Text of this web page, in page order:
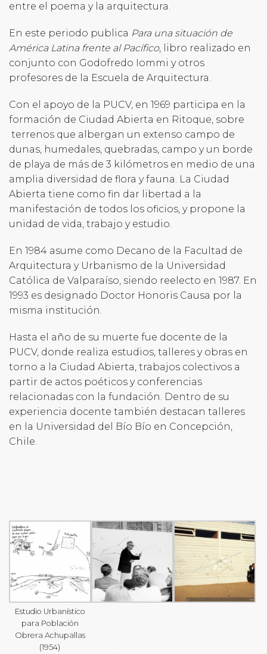
entre el poema y la arquitectura.
En este periodo publica Para una situación de
América Latina frente al Pacífico, libro realizado en
conjunto con Godofredo Iommi y otros
profesores de la Escuela de Arquitectura.
Con el apoyo de la PUCV, en 1969 participa en la
formación de Ciudad Abierta en Ritoque, sobre
terrenos que albergan un extenso campo de
dunas, humedales, quebradas, campo y un borde
de playa de más de 3 kilómetros en medio de una
amplia diversidad de flora y fauna. La Ciudad
Abierta tiene como fin dar libertad a la
manifestación de todos los oficios, y propone la
unidad de vida, trabajo y estudio.
En 1984 asume como Decano de la Facultad de
Arquitectura y Urbanismo de la Universidad
Católica de Valparaíso, siendo reelecto en 1987. En
1993 es designado Doctor Honoris Causa por la
misma institución.
Hasta el año de su muerte fue docente de la
PUCV, donde realiza estudios, talleres y obras en
torno a la Ciudad Abierta, trabajos colectivos a
partir de actos poéticos y conferencias
relacionadas con la fundación. Dentro de su
experiencia docente también destacan talleres
en la Universidad del Bío Bío en Concepción,
Chile.
Estudio Urbanístico
para Población
Obrera Achupallas
(1954)